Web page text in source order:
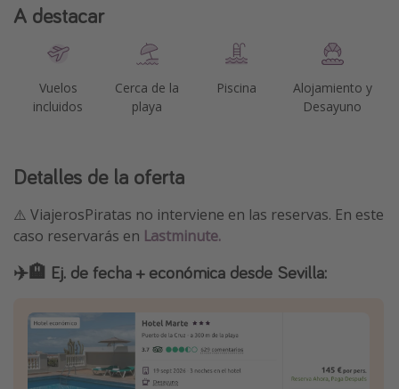
A destacar
Vuelos
incluidos
Cerca de la
playa
Piscina
Alojamiento y
Desayuno
Detalles de la oferta
⚠️ ViajerosPiratas no interviene en las reservas. En este
caso reservarás en Lastminute.
✈️🏨 Ej. de fecha + económica desde Sevilla: